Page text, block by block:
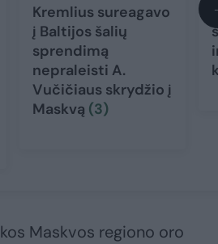
Kremlius sureagavo
į Baltijos šalių
sprendimą
nepraleisti A.
Vučičiaus skrydžio į
Maskvą (3)
Maskvos regiono oro